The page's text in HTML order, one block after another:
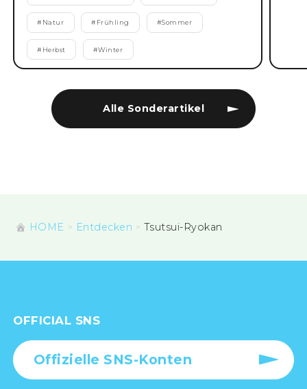
Alle Sonderartikel
# Natur # Frühling #Sommer
# Herbst #Winter
HOME Entdecken Tsutsui-Ryokan
OFFICIAL SNS
Offizielle SNS-Konten